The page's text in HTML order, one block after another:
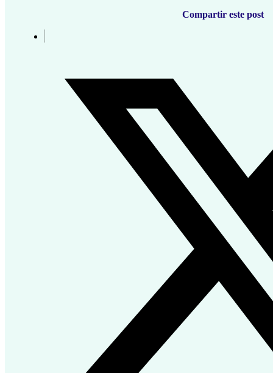
Compartir este post